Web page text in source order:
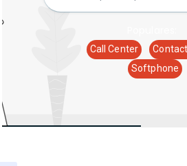
Call Center
Softphone